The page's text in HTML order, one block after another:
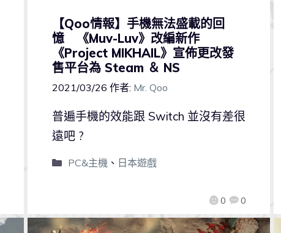
【Qoo情報】手機無法盛載的回
憶 《Muv-Luv》改編新作
《Project MIKHAIL》宣佈更改發
售平台為 Steam ＆ NS
2021/03/26 作者: Mr. Qoo
0 0
普遍手機的效能跟 Switch 並沒有差很
遠吧 ?
PC&主機 、 日本遊戲